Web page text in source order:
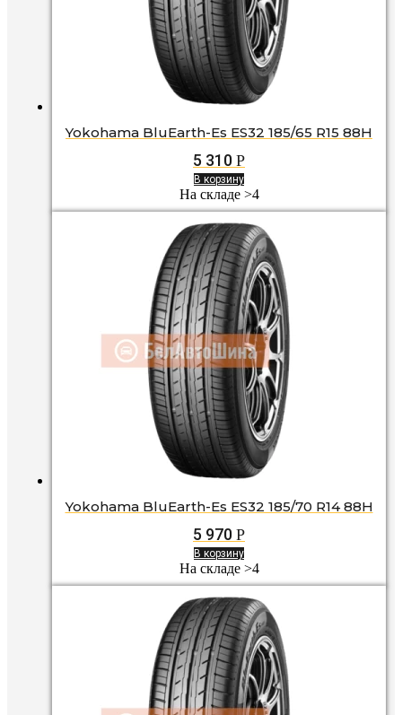
Yokohama BluEarth-Es ES32 185/65 R15 88H
5 310 Р
В корзину
На складе >4
Yokohama BluEarth-Es ES32 185/70 R14 88H
5 970 Р
В корзину
На складе >4